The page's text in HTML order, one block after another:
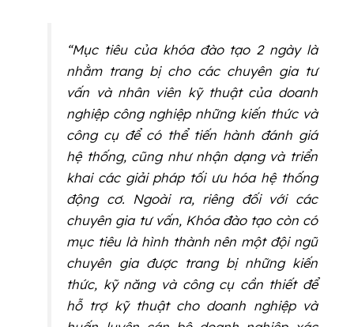
“Mục tiêu của khóa đào tạo 2 ngày là
nhằm trang bị cho các chuyên gia tư
vấn và nhân viên kỹ thuật của doanh
nghiệp công nghiệp những kiến thức và
công cụ để có thể tiến hành đánh giá
hệ thống, cũng như nhận dạng và triển
khai các giải pháp tối ưu hóa hệ thống
động cơ. Ngoài ra, riêng đối với các
chuyên gia tư vấn, Khóa đào tạo còn có
mục tiêu là hình thành nên một đội ngũ
chuyên gia được trang bị những kiến
thức, kỹ năng và công cụ cần thiết để
hỗ trợ kỹ thuật cho doanh nghiệp và